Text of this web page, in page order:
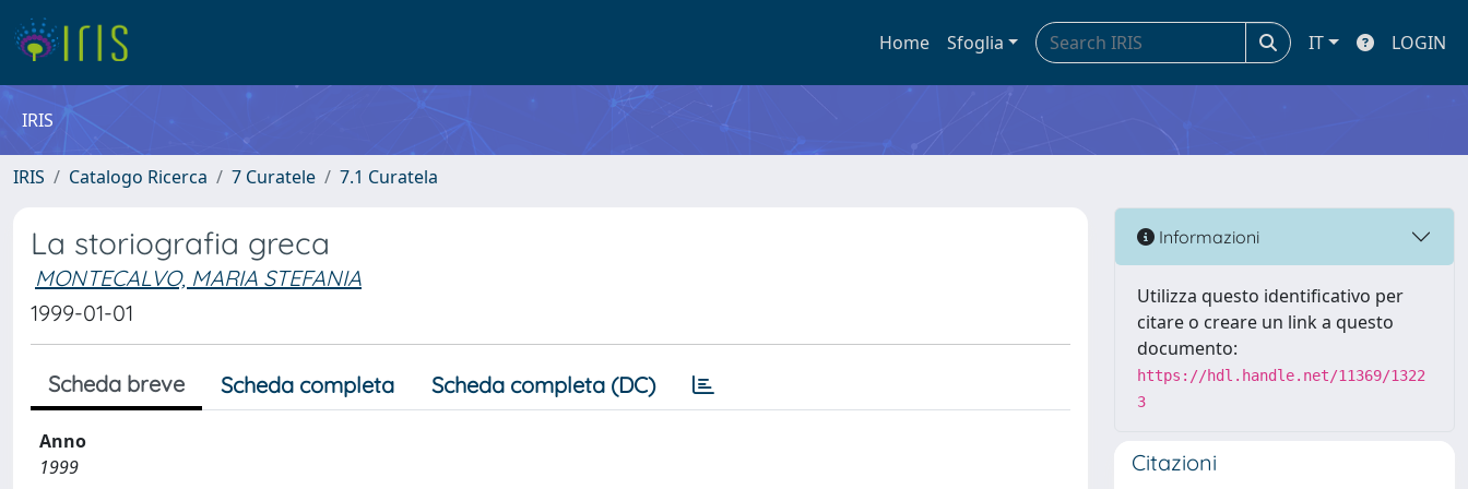
Home Sfoglia IT LOGIN
IRIS
IRIS Catalogo Ricerca 7 Curatele 7.1 Curatela
La storiografia greca
MONTECALVO, MARIA STEFANIA
1999-01-01
Scheda breve Scheda completa Scheda completa (DC)
Anno
1999
Informazioni
Utilizza questo identificativo per
citare o creare un link a questo
documento:
https://hdl.handle.net/11369/1322
3
Citazioni